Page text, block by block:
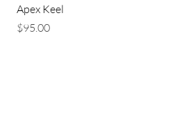
Apex Keel
価格
$95.00